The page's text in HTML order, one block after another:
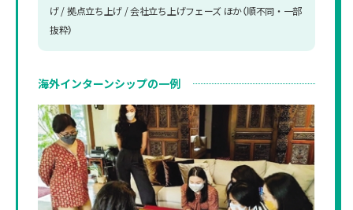
げ / 拠点立ち上げ / 会社立ち上げフェーズ ほか（順不同・一部
抜粋）
海外インターンシップの一例